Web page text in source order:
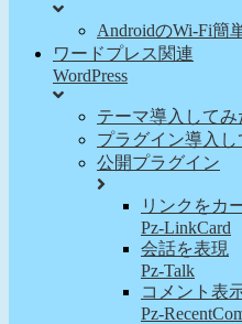
AndroidのWi-Fi簡
ワードプレス関連
WordPress
テーマ導入してみ
プラグイン導入し
公開プラグイン
リンクをカ
Pz-LinkCard
会話を表現
Pz-Talk
コメント表
Pz-